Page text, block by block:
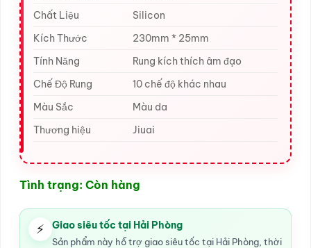
Chất Liệu
Silicon
Kích Thước
230mm * 25mm
Tính Năng
Rung kích thích âm đạo
Chế Độ Rung
10 chế độ khác nhau
Màu Sắc
Màu da
Thương hiệu
Jiuai
Tình trạng: Còn hàng
⚡ Giao siêu tốc tại Hải Phòng
Sản phẩm này hỗ trợ giao siêu tốc tại Hải Phòng, thời